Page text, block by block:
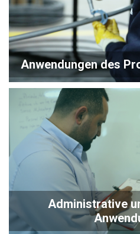
Anwendungen des
Administrative